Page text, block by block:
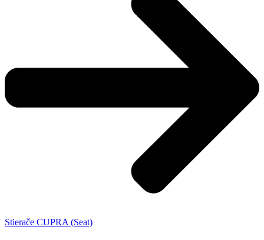
Stierače CUPRA (Seat)